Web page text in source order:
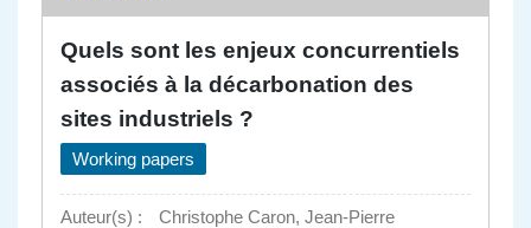
Quels sont les enjeux concurrentiels
associés à la décarbonation des
sites industriels ?
Working papers
Auteur(s) :
Christophe Caron, Jean-Pierre